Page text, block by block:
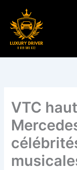
contenu
VTC